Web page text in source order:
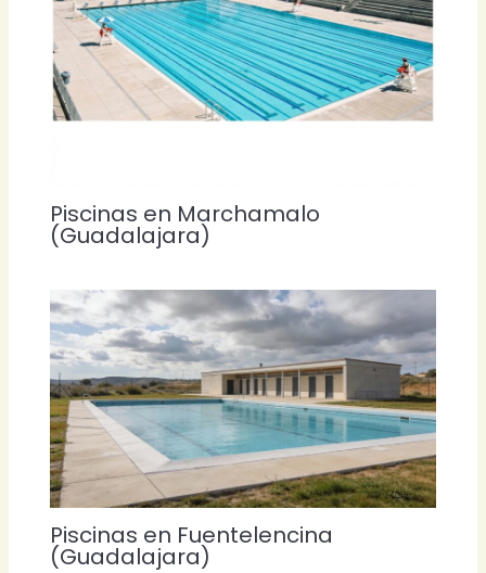
Piscinas en Marchamalo
(Guadalajara)
Piscinas en Fuentelencina
(Guadalajara)